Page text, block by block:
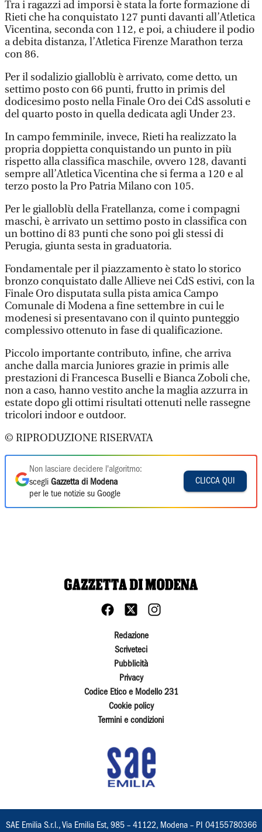
Tra i ragazzi ad imporsi è stata la forte formazione di
Rieti che ha conquistato 127 punti davanti all’Atletica
Vicentina, seconda con 112, e poi, a chiudere il podio
a debita distanza, l’Atletica Firenze Marathon terza
con 86.
Per il sodalizio gialloblù è arrivato, come detto, un
settimo posto con 66 punti, frutto in primis del
dodicesimo posto nella Finale Oro dei CdS assoluti e
del quarto posto in quella dedicata agli Under 23.
In campo femminile, invece, Rieti ha realizzato la
propria doppietta conquistando un punto in più
rispetto alla classifica maschile, ovvero 128, davanti
sempre all’Atletica Vicentina che si ferma a 120 e al
terzo posto la Pro Patria Milano con 105.
Per le gialloblù della Fratellanza, come i compagni
maschi, è arrivato un settimo posto in classifica con
un bottino di 83 punti che sono poi gli stessi di
Perugia, giunta sesta in graduatoria.
Fondamentale per il piazzamento è stato lo storico
bronzo conquistato dalle Allieve nei CdS estivi, con la
Finale Oro disputata sulla pista amica Campo
Comunale di Modena a fine settembre in cui le
modenesi si presentavano con il quinto punteggio
complessivo ottenuto in fase di qualificazione.
Piccolo importante contributo, infine, che arriva
anche dalla marcia Juniores grazie in primis alle
prestazioni di Francesca Buselli e Bianca Zoboli che,
non a caso, hanno vestito anche la maglia azzurra in
estate dopo gli ottimi risultati ottenuti nelle rassegne
tricolori indoor e outdoor.
© RIPRODUZIONE RISERVATA
Non lasciare decidere l'algoritmo:
scegli Gazzetta di Modena
per le tue notizie su Google
CLICCA QUI
Redazione
Scriveteci
Pubblicità
Privacy
Codice Etico e Modello 231
Cookie policy
Termini e condizioni
SAE Emilia S.r.l., Via Emilia Est, 985 – 41122, Modena – PI 04155780366